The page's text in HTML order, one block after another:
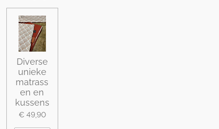
Diverse
unieke
matrass
en en
kussens
€ 49,90